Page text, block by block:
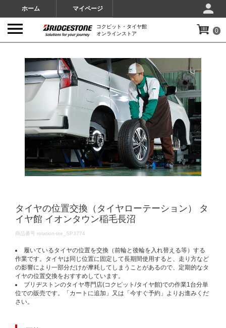
ホーム マイページ
コクピット・タイヤ館
オンラインストア
0
タイヤの位置交換（タイヤローテーション） タ
イヤ館 イオンタウン稲毛長沼
DETAILS
商品番号 rotation-tire_SP3774
履いているタイヤの位置を交換（前輪と後輪を入れ替える等）する
作業です。タイヤは同じ位置に固定して長期間使用すると、走り方など
の影響により一部分だけが摩耗してしまうことがあるので、定期的なタ
イヤの位置交換をおすすめしています。
ブリヂストンのタイヤ専門店(コクピット/タイヤ館)での作業1台分単
位での販売です。「カートに追加」又は「今すぐ予約」よりお進みくだ
さい。